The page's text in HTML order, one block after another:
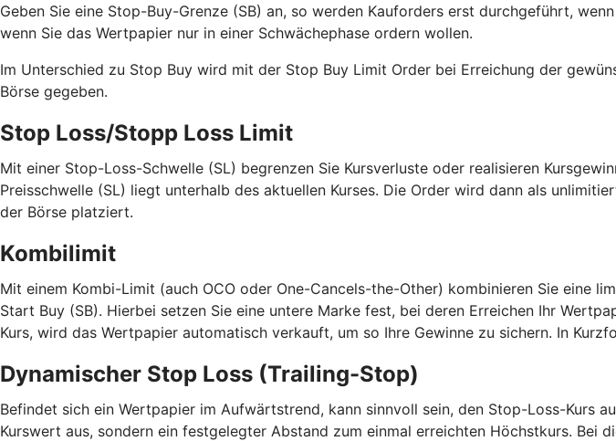
Geben Sie eine Stop-Buy-Grenze (SB) an, so werden Kauforders erst durchgeführt,
wenn Sie das Wertpapier nur in einer Schwächephase ordern wollen.
Im Unterschied zu Stop Buy wird mit der Stop Buy Limit Order bei Erreichung der
Börse gegeben.
Stop Loss/Stopp Loss Limit
Mit einer Stop-Loss-Schwelle (SL) begrenzen Sie Kursverluste oder realisieren
Preisschwelle (SL) liegt unterhalb des aktuellen Kurses. Die Order wird dann als
der Börse platziert.
Kombilimit
Mit einem Kombi-Limit (auch OCO oder One-Cancels-the-Other) kombinieren Sie eine
Start Buy (SB). Hierbei setzen Sie eine untere Marke fest, bei deren Erreichen Ihr
Kurs, wird das Wertpapier automatisch verkauft, um so Ihre Gewinne zu sichern. In
Dynamischer Stop Loss (Trailing-Stop)
Befindet sich ein Wertpapier im Aufwärtstrend, kann sinnvoll sein, den Stop-Loss-Kurs
Kurswert aus, sondern ein festgelegter Abstand zum einmal erreichten Höchstkurs.